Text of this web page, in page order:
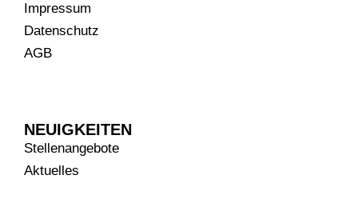
Impressum
Datenschutz
AGB
NEUIGKEITEN
Stellenangebote
Aktuelles